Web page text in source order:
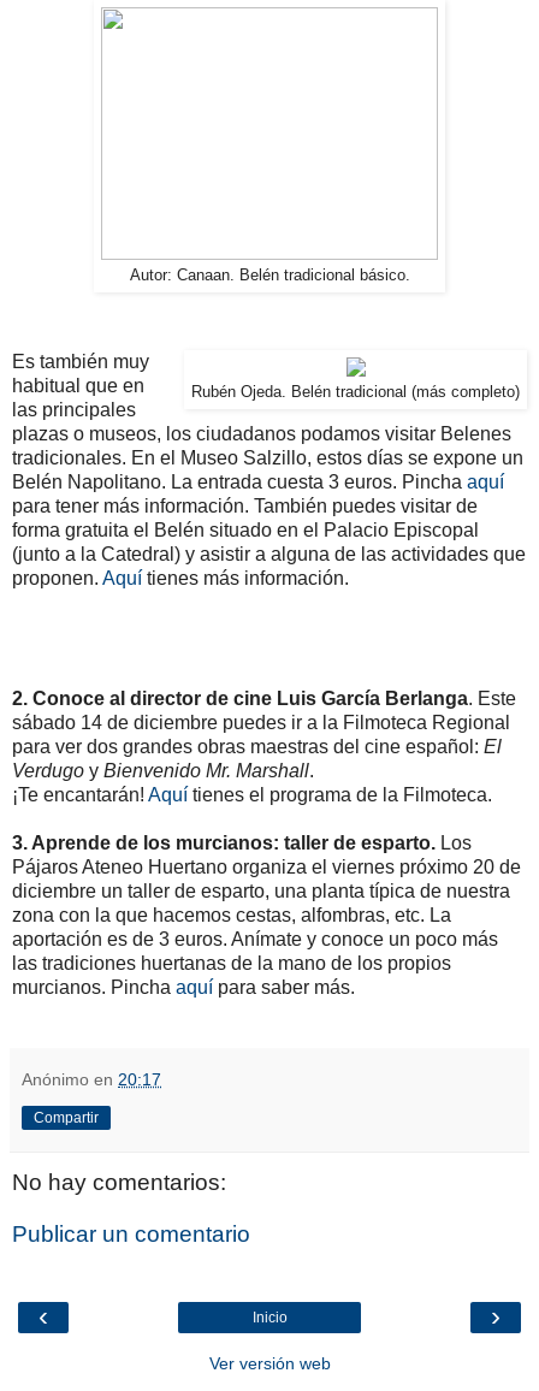
Autor: Canaan. Belén tradicional básico.
Rubén Ojeda. Belén tradicional (más completo)
Es también muy
habitual que en
las principales
plazas o museos, los ciudadanos podamos visitar Belenes
tradicionales. En el Museo Salzillo, estos días se expone un
Belén Napolitano. La entrada cuesta 3 euros. Pincha aquí
para tener más información. También puedes visitar de
forma gratuita el Belén situado en el Palacio Episcopal
(junto a la Catedral) y asistir a alguna de las actividades que
proponen. Aquí tienes más información.
2. Conoce al director de cine Luis García Berlanga. Este
sábado 14 de diciembre puedes ir a la Filmoteca Regional
para ver dos grandes obras maestras del cine español: El
Verdugo y Bienvenido Mr. Marshall.
¡Te encantarán! Aquí tienes el programa de la Filmoteca.
3. Aprende de los murcianos: taller de esparto. Los
Pájaros Ateneo Huertano organiza el viernes próximo 20 de
diciembre un taller de esparto, una planta típica de nuestra
zona con la que hacemos cestas, alfombras, etc. La
aportación es de 3 euros. Anímate y conoce un poco más
las tradiciones huertanas de la mano de los propios
murcianos. Pincha aquí para saber más.
Anónimo en 20:17
Compartir
No hay comentarios:
Publicar un comentario
‹ ›
Inicio
Ver versión web